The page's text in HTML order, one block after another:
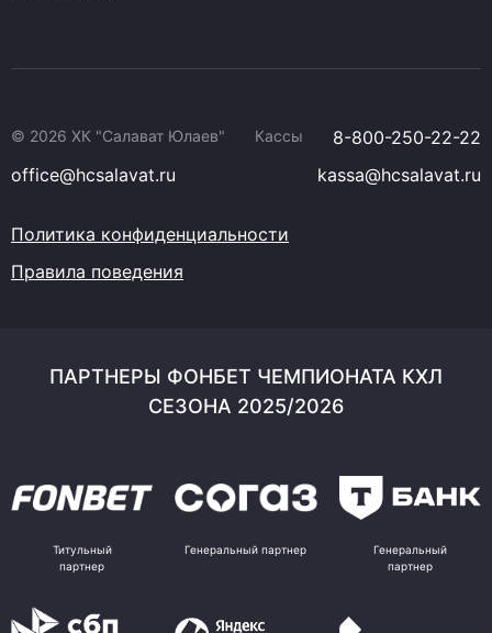
© 2026 ХК "Салават Юлаев" Кассы
8-800-250-22-22
office@hcsalavat.ru
kassa@hcsalavat.ru
Политика конфиденциальности
Правила поведения
ПАРТНЕРЫ ФОНБЕТ ЧЕМПИОНАТА КХЛ
СЕЗОНА 2025/2026
Титульный
партнер
Генеральный партнер
Генеральный
партнер